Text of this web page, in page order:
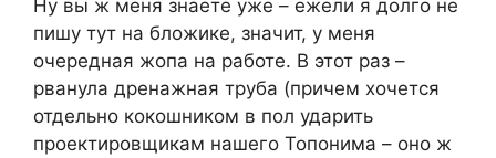
Ну вы ж меня знаете уже – ежели я долго не
пишу тут на бложике, значит, у меня
очередная жопа на работе. В этот раз –
рванула дренажная труба (причем хочется
отдельно кокошником в пол ударить
проектировщикам нашего Топонима – оно ж